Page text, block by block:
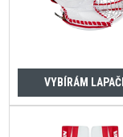
VYBÍRÁM